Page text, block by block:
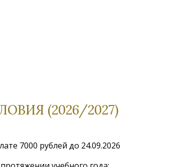
(2026/2027)
7000 рублей до 24.09.2026